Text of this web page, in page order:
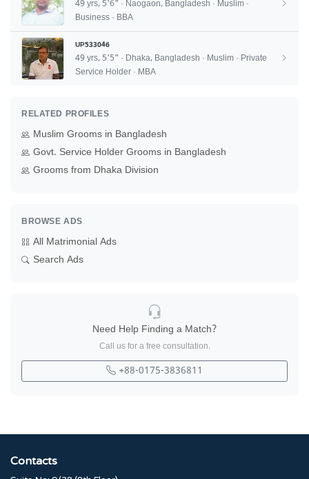
49 yrs, 5'6" · Naogaon, Bangladesh · Muslim ·
Business · BBA
UP533046
49 yrs, 5'5" · Dhaka, Bangladesh · Muslim · Private
Service Holder · MBA
RELATED PROFILES
Muslim Grooms in Bangladesh
Govt. Service Holder Grooms in Bangladesh
Grooms from Dhaka Division
BROWSE ADS
All Matrimonial Ads
Search Ads
Need Help Finding a Match?
Call us for a free consultation.
+88-0175-3836811
Contacts